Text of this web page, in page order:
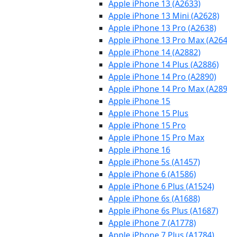
Apple iPhone 13 (A2633)
Apple iPhone 13 Mini (A2628)
Apple iPhone 13 Pro (A2638)
Apple iPhone 13 Pro Max
Apple iPhone 14 (A2882)
Apple iPhone 14 Plus (A2886)
Apple iPhone 14 Pro (A2890)
Apple iPhone 14 Pro Max
Apple iPhone 15
Apple iPhone 15 Plus
Apple iPhone 15 Pro
Apple iPhone 15 Pro Max
Apple iPhone 16
Apple iPhone 5s (A1457)
Apple iPhone 6 (A1586)
Apple iPhone 6 Plus (A1524)
Apple iPhone 6s (A1688)
Apple iPhone 6s Plus (A1687)
Apple iPhone 7 (A1778)